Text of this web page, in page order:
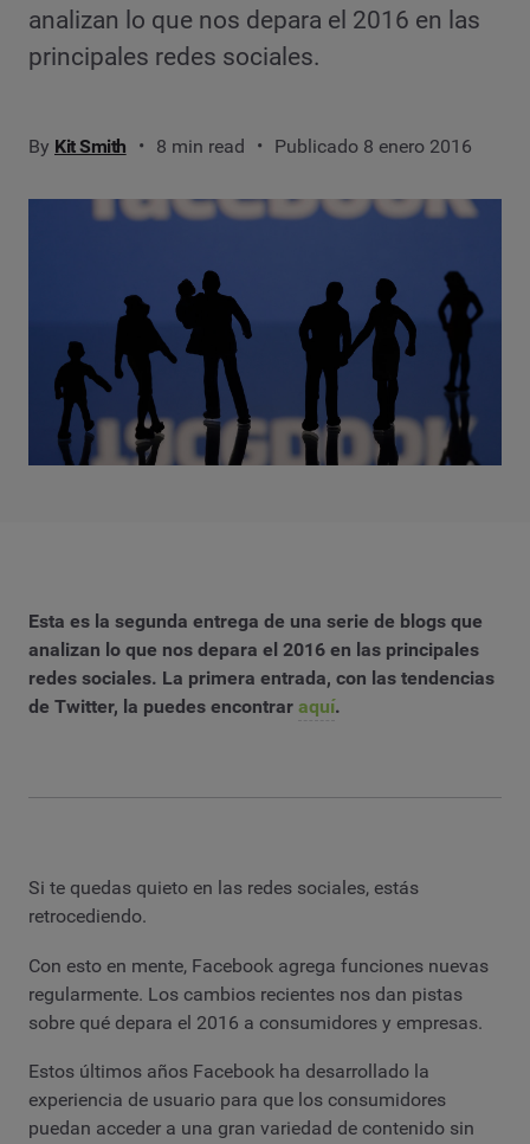
analizan lo que nos depara el 2016 en las
principales redes sociales.
By Kit Smith 8 min read Publicado 8 enero 2016
Esta es la segunda entrega de una serie de blogs que
analizan lo que nos depara el 2016 en las principales
redes sociales. La primera entrada, con las tendencias
de Twitter, la puedes encontrar aquí.
Si te quedas quieto en las redes sociales, estás
retrocediendo.
Con esto en mente, Facebook agrega funciones nuevas
regularmente. Los cambios recientes nos dan pistas
sobre qué depara el 2016 a consumidores y empresas.
Estos últimos años Facebook ha desarrollado la
experiencia de usuario para que los consumidores
puedan acceder a una gran variedad de contenido sin